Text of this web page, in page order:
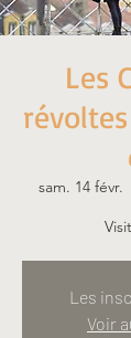
Les
sam. 14 févr.
Les
Voir